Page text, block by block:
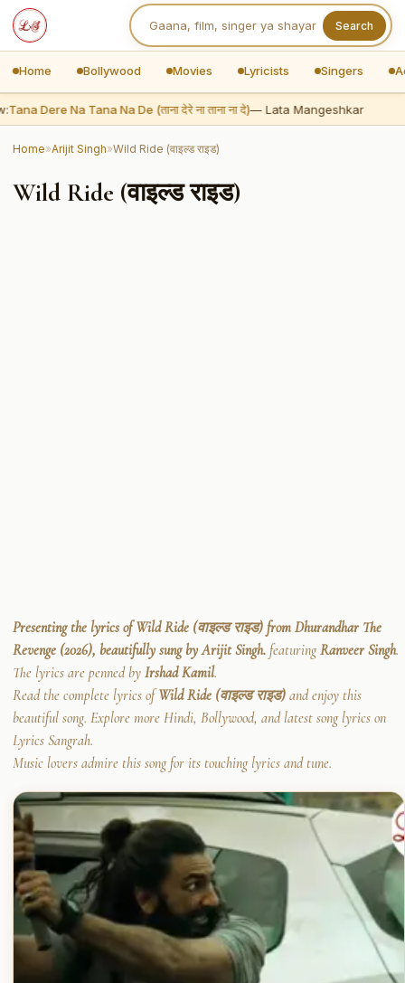
Search
Home Bollywood Movies Lyricists Singers
Tana Dere Na Tana Na De (ताना देरे ना ताना ना दे)— Lata Mangeshkar
Home»Arijit Singh»Wild Ride (वाइल्ड राइड)
Wild Ride (वाइल्ड राइड)
Presenting the lyrics of Wild Ride (वाइल्ड राइड) from Dhurandhar The
Revenge (2026), beautifully sung by Arijit Singh. featuringRanveer Singh.
The lyrics are penned by Irshad Kamil.
Read the complete lyrics ofWild Ride (वाइल्ड राइड) and enjoy this
beautiful song. Explore more Hindi, Bollywood, and latest song lyrics on
Lyrics Sangrah.
Music lovers admire this song for its touching lyrics and tune.